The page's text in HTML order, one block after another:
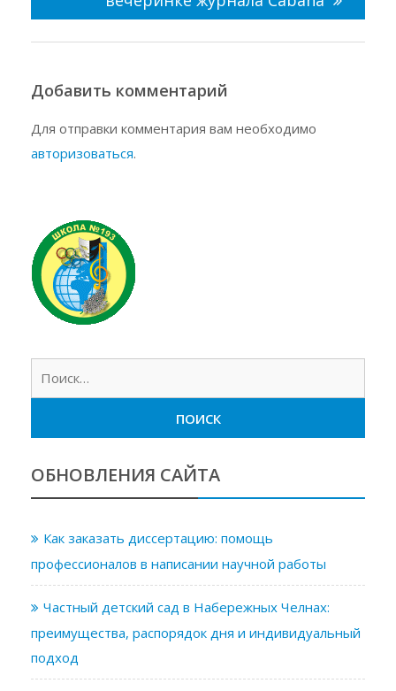
Добавить комментарий
Для отправки комментария вам необходимо
авторизоваться.
ОБНОВЛЕНИЯ САЙТА
Как заказать диссертацию: помощь
профессионалов в написании научной работы
Частный детский сад в Набережных Челнах:
преимущества, распорядок дня и индивидуальный
подход